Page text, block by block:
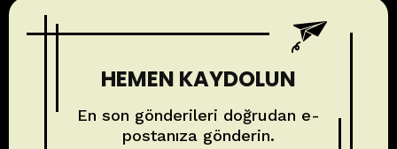
HEMEN KAYDOLUN
En son gönderileri doğrudan e-
postanıza gönderin.